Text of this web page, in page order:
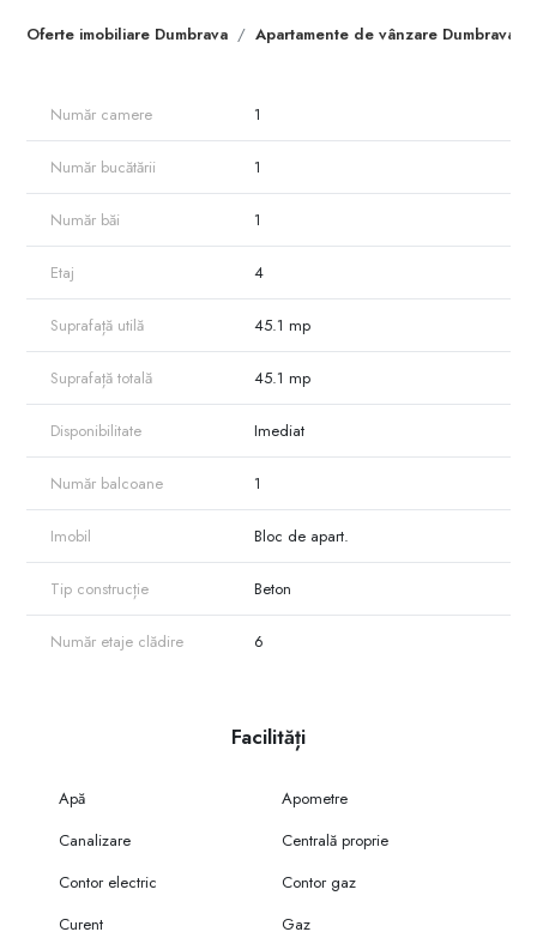
Oferte imobiliare Dumbrava Apartamente de vânzare Dumbrava
Pentru mai mult detalii 079000362
Număr camere 1
Număr bucătării 1
Număr băi 1
Etaj 4
Suprafață utilă 45.1 mp
Suprafață totală 45.1 mp
Disponibilitate Imediat
Număr balcoane 1
Imobil Bloc de apart.
Tip construcție Beton
Număr etaje clădire 6
Facilități
Apă
Apometre
Canalizare
Centrală proprie
Contor electric
Contor gaz
Curent
Gaz